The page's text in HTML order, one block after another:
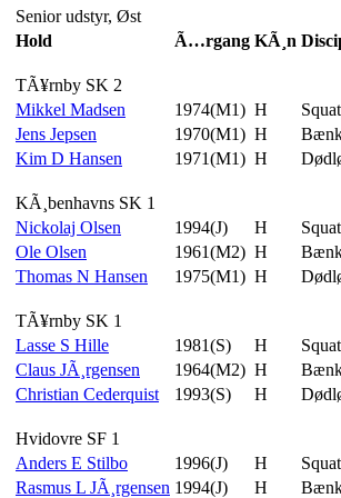
Senior udstyr, Øst
Hold
Ã…rgang KÃ¸n
TÃ¥rnby SK 2
Mikkel Madsen
1974(M1) H Squat
Jens Jepsen
1970(M1) H
Kim D Hansen
1971(M1) H
KÃ¸benhavns SK 1
Nickolaj Olsen
1994(J) H Squat
Ole Olsen
1961(M2) H
Thomas N Hansen
1975(M1) H
TÃ¥rnby SK 1
Lasse S Hille
1981(S) H Squat
Claus JÃ¸rgensen
1964(M2) H
Christian Cederquist
1993(S) H
Hvidovre SF 1
Anders E Stilbo
1996(J) H Squat
Rasmus L JÃ¸rgensen 1994(J) H